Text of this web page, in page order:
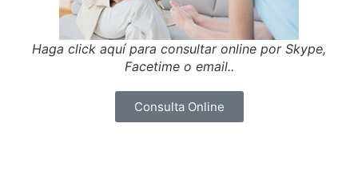
Haga click aquí para consultar online por Skype,
Facetime o email..
Consulta Online